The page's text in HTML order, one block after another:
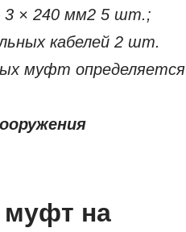
3 × 240 мм2 5 шт.;
кабелей 2 шт.
муфт определяется
муфт на